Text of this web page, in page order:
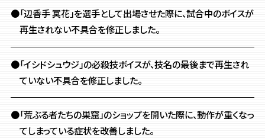
●「辺香手 冥花」を選手として出場させた際に、試合中のボイスが
再生されない不具合を修正しました。
●「イシドシュウジ」の必殺技ボイスが、技名の最後まで再生され
ていない不具合を修正しました。
●「荒ぶる者たちの巣窟」のショップを開いた際に、動作が重くなっ
てしまっている症状を改善しました。